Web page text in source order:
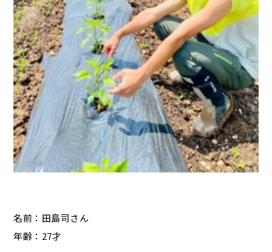
名前：田島司さん
年齢：27才